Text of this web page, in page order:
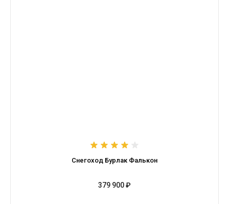
Снегоход Бурлак Фалькон
379 900 ₽